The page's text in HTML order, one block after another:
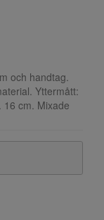
och handtag.
Yttermått:
16 cm. Mixade